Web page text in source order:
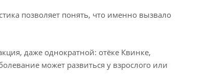
позволяет понять, что именно вызвало
даже однократной: отёке Квинке,
может развиться у взрослого или